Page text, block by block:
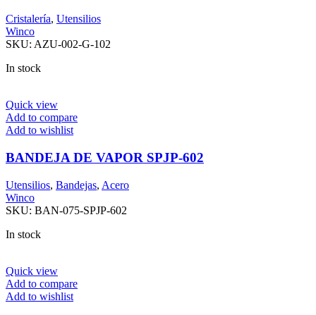
Cristalería, Utensilios
Winco
SKU: AZU-002-G-102
In stock
Quick view
Add to compare
Add to wishlist
BANDEJA DE VAPOR SPJP-602
Utensilios, Bandejas, Acero
Winco
SKU: BAN-075-SPJP-602
In stock
Quick view
Add to compare
Add to wishlist